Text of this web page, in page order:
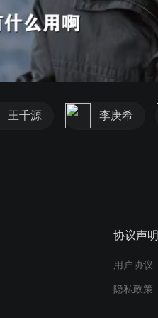
王千源 李庚希
协议声明
用户协议
隐私政策